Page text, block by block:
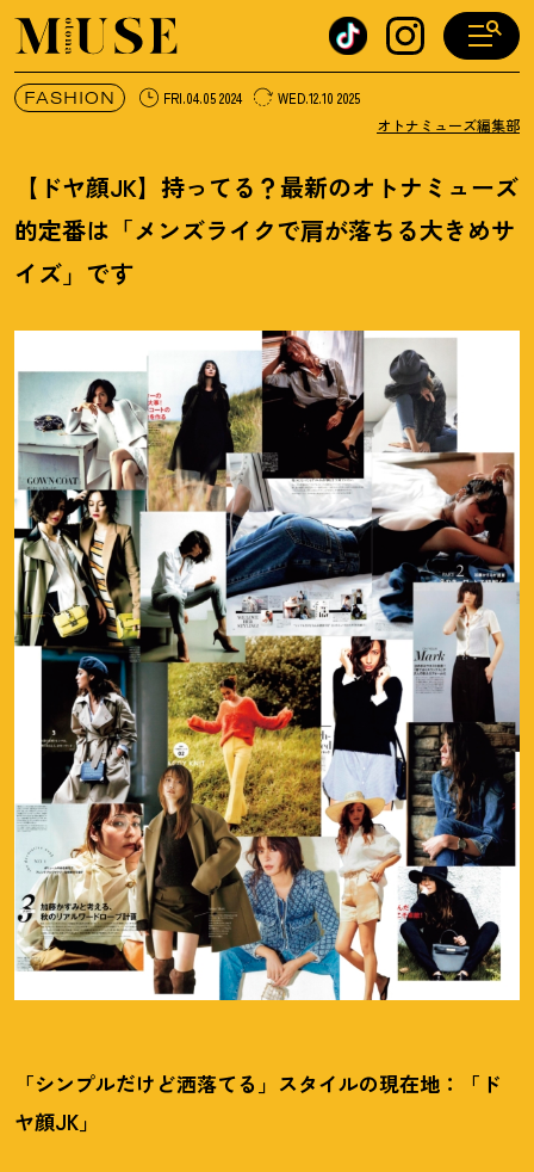
オトナミューズ ウェブ
FASHION FRI.04.05 2024 WED.12.10 2025
オトナミューズ編集部
【ドヤ顔JK】持ってる ？最新のオトナミューズ
的定番は「メンズライクで肩が落ちる大きめサ
イズ」です
「シンプルだけど洒落てる」スタイルの現在地：「ド
ヤ顔JK」